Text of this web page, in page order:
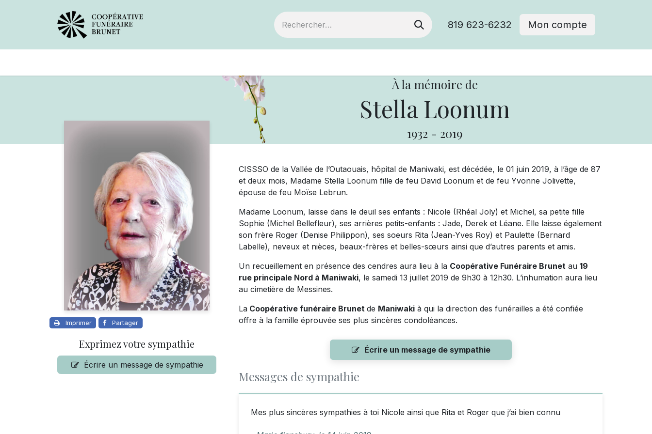
819 623-6232 Mon compte
À la mémoire de
Stella Loonum
1932 - 2019
Imprimer Partager
Exprimez votre sympathie
Écrire un message de sympathie
CISSSO de la Vallée de l’Outaouais, hôpital de Maniwaki, est décédée, le 01 juin 2019, à l’âge de 87
et deux mois, Madame Stella Loonum fille de feu David Loonum et de feu Yvonne Jolivette,
épouse de feu Moïse Lebrun.
Madame Loonum, laisse dans le deuil ses enfants : Nicole (Rhéal Joly) et Michel, sa petite fille
Sophie (Michel Bellefleur), ses arrières petits-enfants : Jade, Derek et Léane. Elle laisse également
son frère Roger (Denise Philippon), ses soeurs Rita (Jean-Yves Roy) et Paulette (Bernard
Labelle), neveux et nièces, beaux-frères et belles-sœurs ainsi que d’autres parents et amis.
Un recueillement en présence des cendres aura lieu à la Coopérative Funéraire Brunet au 19
rue principale Nord à Maniwaki, le samedi 13 juillet 2019 de 9h30 à 12h30. L’inhumation aura lieu
au cimetière de Messines.
La Coopérative funéraire Brunet de Maniwaki à qui la direction des funérailles a été confiée
offre à la famille éprouvée ses plus sincères condoléances.
Écrire un message de sympathie
Messages de sympathie
Mes plus sincères sympathies à toi Nicole ainsi que Rita et Roger que j’ai bien connu